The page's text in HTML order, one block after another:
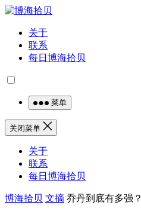
关于
联系
每日博海拾贝
菜单
关闭菜单
关于
联系
每日博海拾贝
博海拾贝 文摘 乔丹到底有多强？